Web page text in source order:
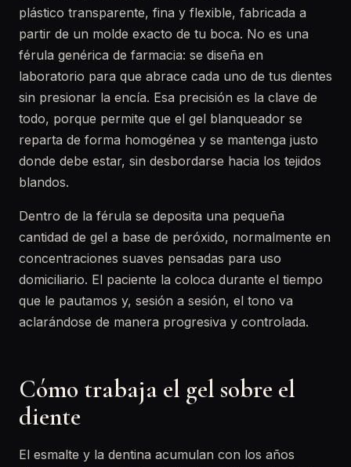
plástico transparente, fina y flexible, fabricada a
partir de un molde exacto de tu boca. No es una
férula genérica de farmacia: se diseña en
laboratorio para que abrace cada uno de tus dientes
sin presionar la encía. Esa precisión es la clave de
todo, porque permite que el gel blanqueador se
reparta de forma homogénea y se mantenga justo
donde debe estar, sin desbordarse hacia los tejidos
blandos.
Dentro de la férula se deposita una pequeña
cantidad de gel a base de peróxido, normalmente en
concentraciones suaves pensadas para uso
domiciliario. El paciente la coloca durante el tiempo
que le pautamos y, sesión a sesión, el tono va
aclarándose de manera progresiva y controlada.
Cómo trabaja el gel sobre el
diente
El esmalte y la dentina acumulan con los años